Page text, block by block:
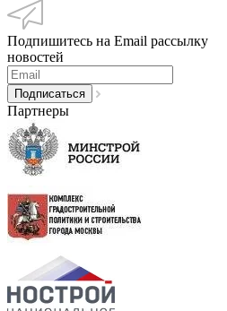
Подпишитесь на Email рассылку
новостей
Партнеры